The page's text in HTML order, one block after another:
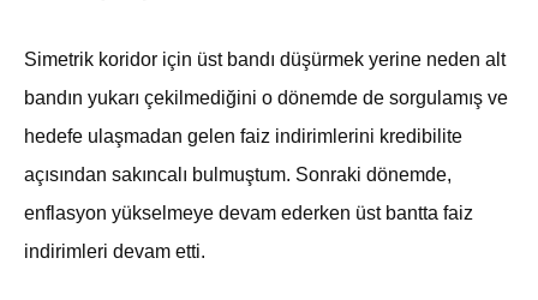
Simetrik koridor için üst bandı düşürmek yerine neden alt
bandın yukarı çekilmediğini o dönemde de sorgulamış ve
hedefe ulaşmadan gelen faiz indirimlerini kredibilite
açısından sakıncalı bulmuştum. Sonraki dönemde,
enflasyon yükselmeye devam ederken üst bantta faiz
indirimleri devam etti.